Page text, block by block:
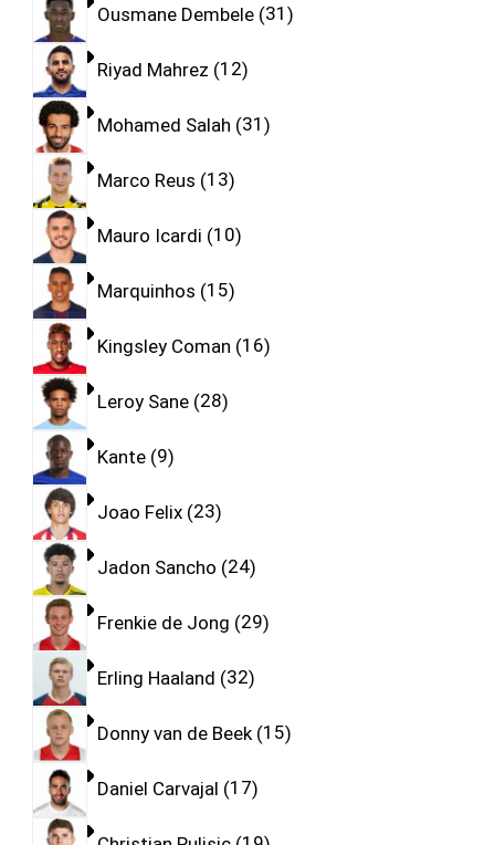
Ousmane Dembele 31
Riyad Mahrez 12
Mohamed Salah 31
Marco Reus 13
Mauro Icardi 10
Marquinhos 15
Kingsley Coman 16
Leroy Sane 28
Kante 9
Joao Felix 23
Jadon Sancho 24
Frenkie de Jong 29
Erling Haaland 32
Donny van de Beek 15
Daniel Carvajal 17